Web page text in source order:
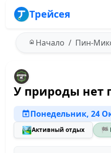
Трейсея
Начало Пин-
У природы нет
Понедельник, 24
🏞️Активный отдых 🏁